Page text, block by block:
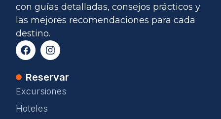
con guías detalladas, consejos prácticos y
las mejores recomendaciones para cada
destino.
Reservar
Excursiones
Hoteles